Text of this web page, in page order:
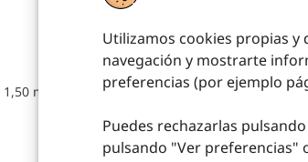
Utilizamos cookies propias
navegación y mostrarte
preferencias (por ejemplo
Puedes rechazarlas
pulsando "Ver preferencias"
mts interior altura 25 cms, 8 piezas